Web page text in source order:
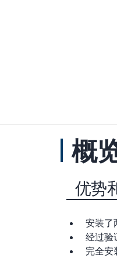
概
优势
安装了
经过验
完全安